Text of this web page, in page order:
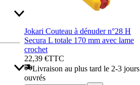
Jokari Couteau à dénuder n°28 H
Secura L totale 170 mm avec lame
crochet
22,39 €TTC
Livraison au plus tard le 2-3 jours
ouvrés